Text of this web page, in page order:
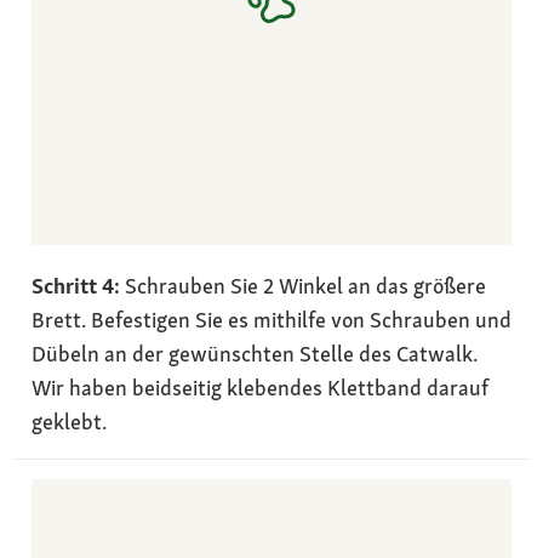
Schritt 4: Schrauben Sie 2 Winkel an das größere
Brett. Befestigen Sie es mithilfe von Schrauben und
Dübeln an der gewünschten Stelle des Catwalk.
Wir haben beidseitig klebendes Klettband darauf
geklebt.